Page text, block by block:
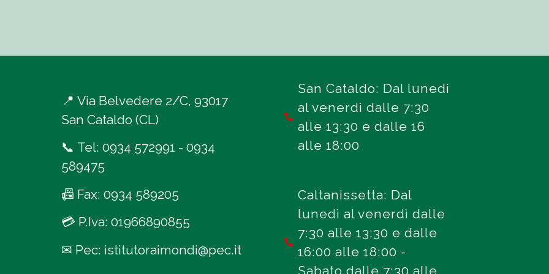
📍 Via Belvedere 2/C, 93017
San Cataldo (CL)
📞 Tel: 0934 572991 - 0934
589475
📠 Fax: 0934 589205
💳 P.Iva: 01966890855
✉ Pec: istitutoraimondi@pec.it
San Cataldo: Dal lunedi
al venerdì dalle 7:30
alle 13:30 e dalle 16
alle 18:00
Caltanissetta: Dal
lunedì al venerdì dalle
7:30 alle 13:30 e dalle
16:00 alle 18:00 -
Sabato dalle 7:30 alle